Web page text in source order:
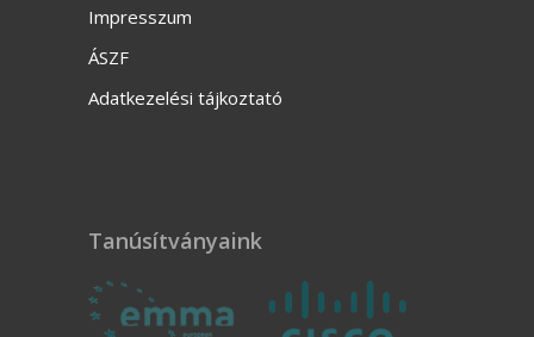
Impresszum
ÁSZF
Adatkezelési tájkoztató
Tanúsítványaink